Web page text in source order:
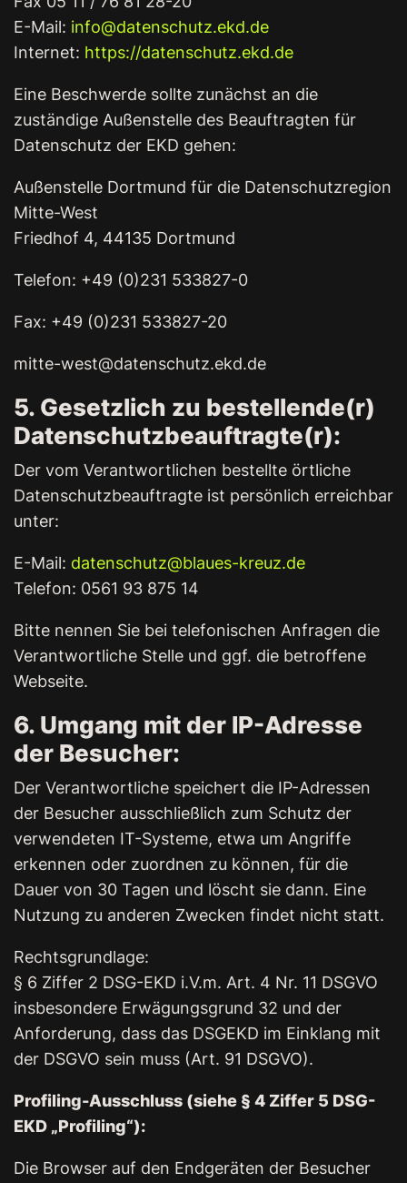
E-Mail: info@datenschutz.ekd.de
Internet: https://datenschutz.ekd.de
Eine Beschwerde sollte zunächst an die
zuständige Außenstelle des Beauftragten für
Datenschutz der EKD gehen:
Außenstelle Dortmund für die Datenschutzregion
Mitte-West
Friedhof 4, 44135 Dortmund
Telefon: +49 (0)231 533827-0
Fax: +49 (0)231 533827-20
mitte-west@datenschutz.ekd.de
5. Gesetzlich zu bestellende(r)
Datenschutzbeauftragte(r):
Der vom Verantwortlichen bestellte örtliche
Datenschutzbeauftragte ist persönlich erreichbar
unter:
E-Mail: datenschutz@blaues-kreuz.de
Telefon: 0561 93 875 14
Bitte nennen Sie bei telefonischen Anfragen die
Verantwortliche Stelle und ggf. die betroffene
Webseite.
6. Umgang mit der IP-Adresse
der Besucher:
Der Verantwortliche speichert die IP-Adressen
der Besucher ausschließlich zum Schutz der
verwendeten IT-Systeme, etwa um Angriffe
erkennen oder zuordnen zu können, für die
Dauer von 30 Tagen und löscht sie dann. Eine
Nutzung zu anderen Zwecken findet nicht statt.
Rechtsgrundlage:
§ 6 Ziffer 2 DSG-EKD i.V.m. Art. 4 Nr. 11 DSGVO
insbesondere Erwägungsgrund 32 und der
Anforderung, dass das DSGEKD im Einklang mit
der DSGVO sein muss (Art. 91 DSGVO).
Profiling-Ausschluss (siehe § 4 Ziffer 5 DSG-
EKD „Profiling“):
Die Browser auf den Endgeräten der Besucher